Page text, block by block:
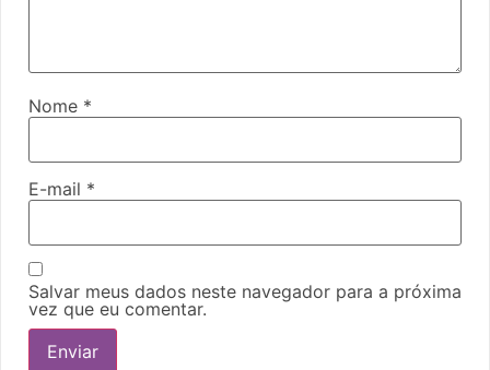
Nome *
E-mail *
Salvar meus dados neste navegador para a próxima
vez que eu comentar.